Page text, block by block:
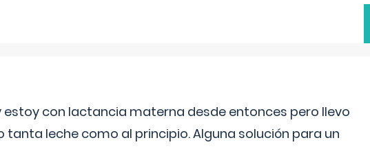
estoy con lactancia materna desde entonces pero llevo
tanta leche como al principio. Alguna solución para un